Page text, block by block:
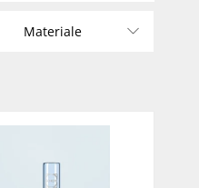
Materiale